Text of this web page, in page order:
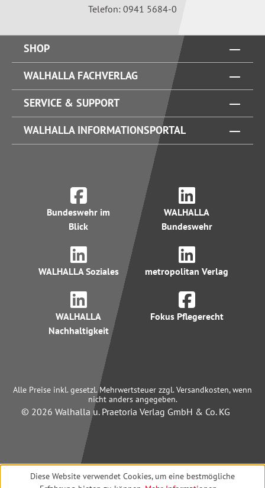
Telefon: 0941 5684-0
SHOP
WALHALLA FACHVERLAG
SERVICE & SUPPORT
WALHALLA INFORMATIONSPORTAL
Bundeswehr im
Blick
WALHALLA
Bundeswehr
WALHALLA Soziales metropolitan Verlag
WALHALLA
Nachhaltigkeit
Fokus Pflegerecht
Alle Preise inkl. gesetzl. Mehrwertsteuer zzgl. Versandkosten, wenn
nicht anders angegeben.
© 2026 Walhalla u. Praetoria Verlag GmbH & Co. KG
Diese Website verwendet Cookies, um eine bestmögliche